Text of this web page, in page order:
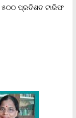
୫୦୦ ପ୍ରତିଶତ ଟାରିଫ